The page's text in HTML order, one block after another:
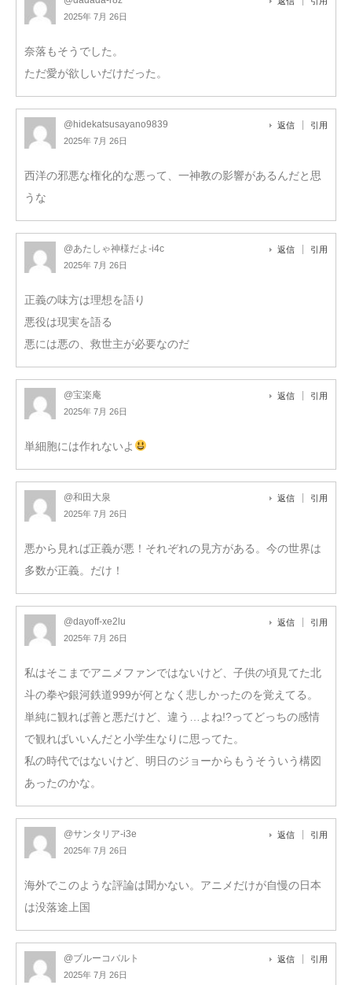
2025年 7月 26日
奈落もそうでした。
ただ愛が欲しいだけだった。
@hidekatsusayano9839
2025年 7月 26日
返信 引用
西洋の邪悪な権化的な悪って、一神教の影響があるんだと思
うな
@あたしゃ神様だよ-i4c
2025年 7月 26日
返信 引用
正義の味方は理想を語り
悪役は現実を語る
悪には悪の、救世主が必要なのだ
@宝楽庵
2025年 7月 26日
返信 引用
単細胞には作れないよ
@和田大泉
2025年 7月 26日
返信 引用
悪から見れば正義が悪！それぞれの見方がある。今の世界は
多数が正義。だけ！
@dayoff-xe2lu
2025年 7月 26日
返信 引用
私はそこまでアニメファンではないけど、子供の頃見てた北
斗の拳や銀河鉄道999が何となく悲しかったのを覚えてる。
単純に観れば善と悪だけど、違う…よね!?ってどっちの感情
で観ればいいんだと小学生なりに思ってた。
私の時代ではないけど、明日のジョーからもうそういう構図
あったのかな。
@サンタリア-i3e
2025年 7月 26日
返信 引用
海外でこのような評論は聞かない。アニメだけが自慢の日本
は没落途上国
@ブルーコバルト
2025年 7月 26日
返信 引用